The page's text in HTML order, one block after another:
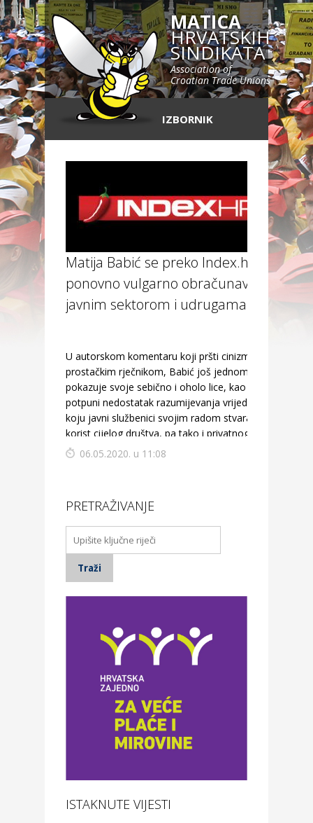
MATICA
HRVATSKIH
SINDIKATA
Association of
Croatian Trade Unions
IZBORNIK
Matija Babić se preko Index.hr-a
ponovno vulgarno obračunava s
javnim sektorom i udrugama
U autorskom komentaru koji pršti cinizmom i
prostačkim rječnikom, Babić još jednom
pokazuje svoje sebično i oholo lice, kao i
potpuni nedostatak razumijevanja vrijednosti
koju javni službenici svojim radom stvaraju u
korist cijelog društva, pa tako i privatnog
sektora.
06.05.2020. u 11:08
PRETRAŽIVANJE
ISTAKNUTE VIJESTI